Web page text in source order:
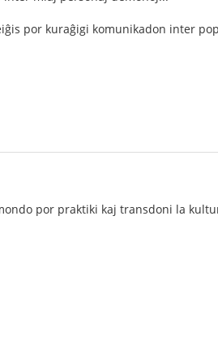
por kuraĝigi komunikadon inter
por praktiki kaj transdoni la